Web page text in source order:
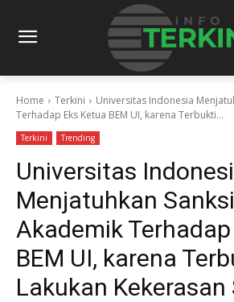
Home Terkini
Universitas Indonesia
Terhadap Eks Ketua BEM UI, karena Terbukti...
Terkini Trending
Universitas
Menjatuhkan Sanksi
Akademik
BEM UI, karena
Lakukan Kekerasan